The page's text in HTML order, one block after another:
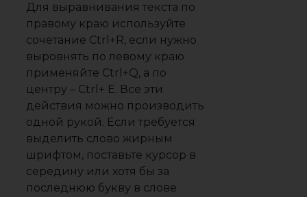
Для выравнивания текста по
правому краю используйте
сочетание Ctrl+R, если нужно
выровнять по левому краю
применяйте Ctrl+Q, а по
центру – Ctrl+ E. Все эти
действия можно производить
одной рукой. Если требуется
выделить слово жирным
шрифтом, поставьте курсор в
середину или хотя бы за
последнюю букву в слове